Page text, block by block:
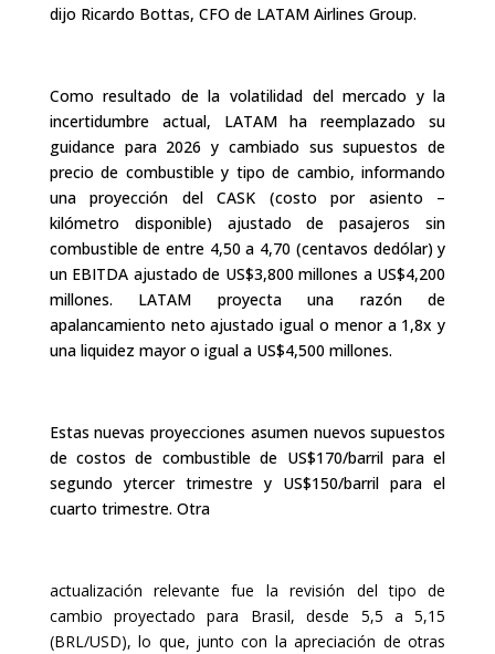
dijo Ricardo Bottas, CFO de LATAM Airlines Group.
Como resultado de la volatilidad del mercado y la
incertidumbre actual, LATAM ha reemplazado su
guidance para 2026 y cambiado sus supuestos de
precio de combustible y tipo de cambio, informando
una proyección del CASK (costo por asiento –
kilómetro disponible) ajustado de pasajeros sin
combustible de entre 4,50 a 4,70 (centavos dedólar) y
un EBITDA ajustado de US$3,800 millones a US$4,200
millones. LATAM proyecta una razón de
apalancamiento neto ajustado igual o menor a 1,8x y
una liquidez mayor o igual a US$4,500 millones.
Estas nuevas proyecciones asumen nuevos supuestos
de costos de combustible de US$170/barril para el
segundo ytercer trimestre y US$150/barril para el
cuarto trimestre. Otra
actualización relevante fue la revisión del tipo de
cambio proyectado para Brasil, desde 5,5 a 5,15
(BRL/USD), lo que, junto con la apreciación de otras